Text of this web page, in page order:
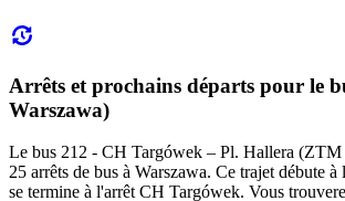
Arrêts et prochains départs pour le
Warszawa)
Le bus 212 - CH Targówek – Pl. Hallera (ZTM
25 arrêts de bus à Warszawa. Ce trajet débute
se termine à l'arrêt CH Targówek. Vous